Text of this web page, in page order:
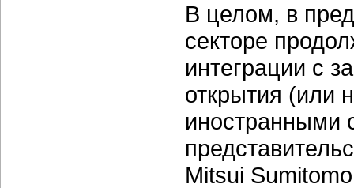
В целом, в
секторе
интеграции с
открытия (или
иностранными
Mitsui